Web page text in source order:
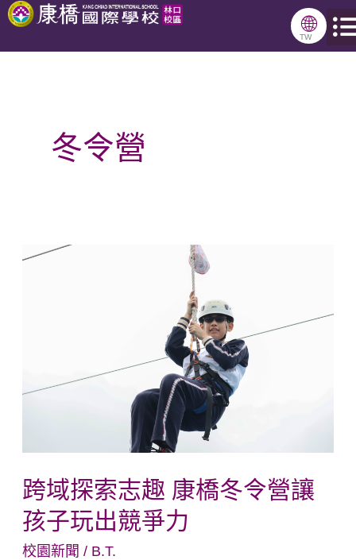
跳
🌐
TW
冬令營
跨域探索志趣 康橋冬令營讓
孩子玩出競爭力
校園新聞 / B.T.
跨
趣
令
營
讓